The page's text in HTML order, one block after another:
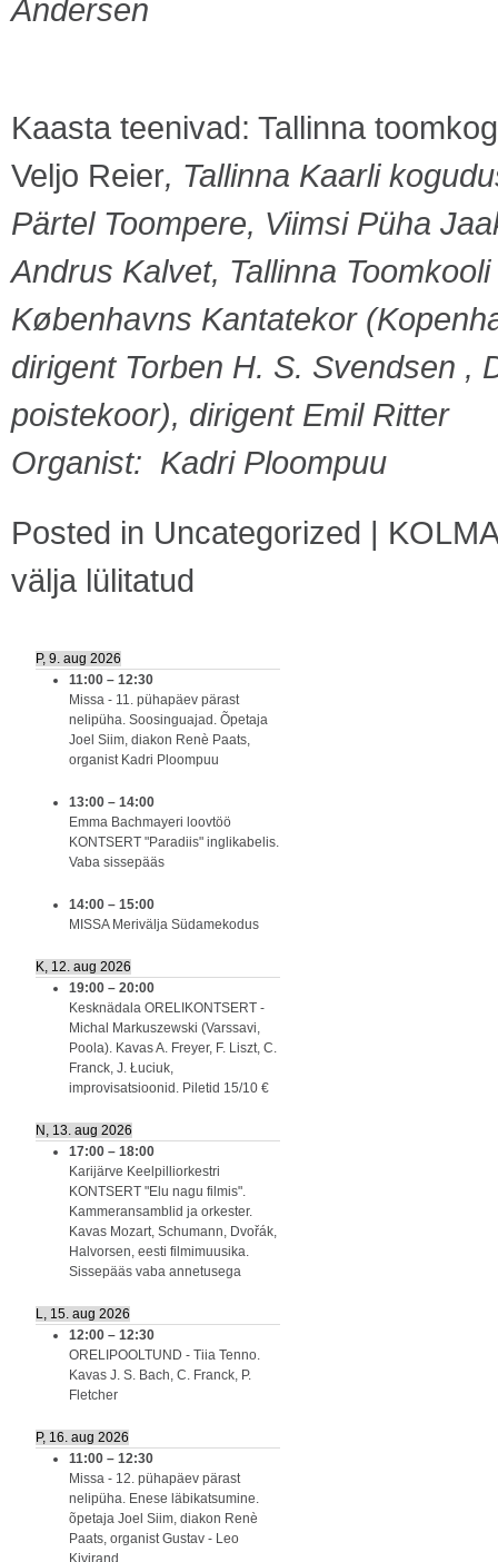
Andersen
Kaasta teenivad: Tallinna
Veljo Reier, Tallinna Kaarli
Pärtel Toompere, Viimsi Püha
Andrus Kalvet, Tallinna
Københavns Kantatekor
dirigent Torben H. S. Svendsen ,
poistekoor), dirigent Emil Ritter
Organist: Kadri Ploompuu
Posted in Uncategorized |
välja lülitatud
P, 9. aug 2026
11:00 – 12:30
Missa - 11. pühapäev pärast
nelipüha. Soosinguajad. Õpetaja
Joel Siim, diakon Renè Paats,
organist Kadri Ploompuu
13:00 – 14:00
Emma Bachmayeri loovtöö
KONTSERT "Paradiis" inglikabelis.
Vaba sissepääs
14:00 – 15:00
MISSA Merivälja Südamekodus
K, 12. aug 2026
19:00 – 20:00
Kesknädala ORELIKONTSERT -
Michal Markuszewski (Varssavi,
Poola). Kavas A. Freyer, F. Liszt, C.
Franck, J. Łuciuk,
improvisatsioonid. Piletid 15/10 €
N, 13. aug 2026
17:00 – 18:00
Karijärve Keelpilliorkestri
KONTSERT "Elu nagu filmis".
Kammeransamblid ja orkester.
Kavas Mozart, Schumann, Dvořák,
Halvorsen, eesti filmimuusika.
Sissepääs vaba annetusega
L, 15. aug 2026
12:00 – 12:30
ORELIPOOLTUND - Tiia Tenno.
Kavas J. S. Bach, C. Franck, P.
Fletcher
P, 16. aug 2026
11:00 – 12:30
Missa - 12. pühapäev pärast
nelipüha. Enese läbikatsumine.
õpetaja Joel Siim, diakon Renè
Paats, organist Gustav - Leo
Kivirand